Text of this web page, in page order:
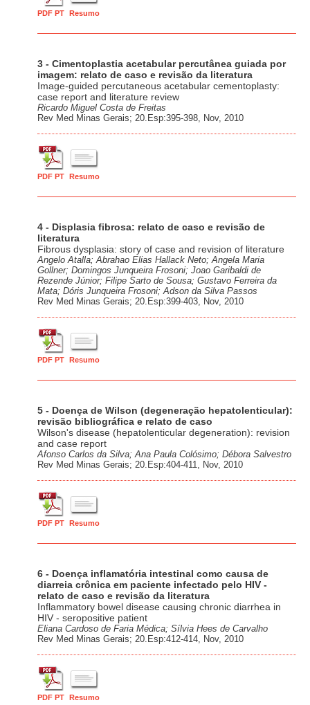
PDF PT Resumo
3 - Cimentoplastia acetabular percutânea guiada por
imagem: relato de caso e revisão da literatura
Image-guided percutaneous acetabular cementoplasty:
case report and literature review
Ricardo Miguel Costa de Freitas
Rev Med Minas Gerais; 20.Esp:395-398, Nov, 2010
PDF PT Resumo
4 - Displasia fibrosa: relato de caso e revisão de
literatura
Fibrous dysplasia: story of case and revision of literature
Angelo Atalla; Abrahao Elias Hallack Neto; Angela Maria
Gollner; Domingos Junqueira Frosoni; Joao Garibaldi de
Rezende Júnior; Filipe Sarto de Sousa; Gustavo Ferreira da
Mata; Dóris Junqueira Frosoni; Adson da Silva Passos
Rev Med Minas Gerais; 20.Esp:399-403, Nov, 2010
PDF PT Resumo
5 - Doença de Wilson (degeneração hepatolenticular):
revisão bibliográfica e relato de caso
Wilson's disease (hepatolenticular degeneration): revision
and case report
Afonso Carlos da Silva; Ana Paula Colósimo; Débora Salvestro
Rev Med Minas Gerais; 20.Esp:404-411, Nov, 2010
PDF PT Resumo
6 - Doença inflamatória intestinal como causa de
diarreia crônica em paciente infectado pelo HIV -
relato de caso e revisão da literatura
Inflammatory bowel disease causing chronic diarrhea in
HIV - seropositive patient
Eliana Cardoso de Faria Médica; Sílvia Hees de Carvalho
Rev Med Minas Gerais; 20.Esp:412-414, Nov, 2010
PDF PT Resumo